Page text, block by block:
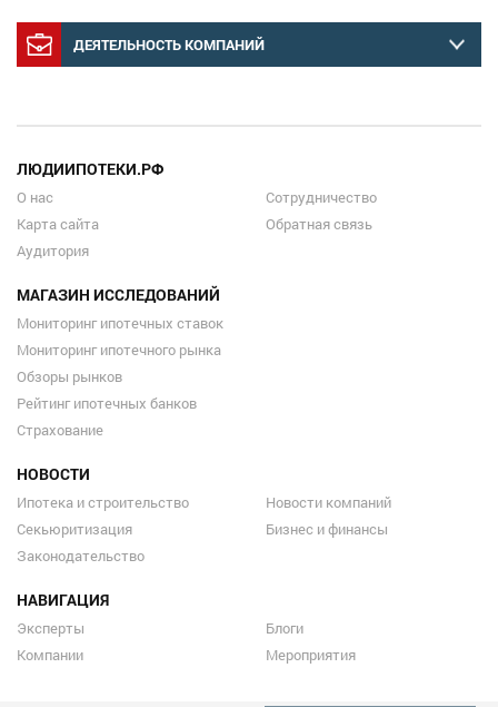
ДЕЯТЕЛЬНОСТЬ КОМПАНИЙ
ЛЮДИИПОТЕКИ.РФ
О нас
Карта сайта
Аудитория
Сотрудничество
Обратная связь
МАГАЗИН ИССЛЕДОВАНИЙ
Мониторинг ипотечных ставок
Мониторинг ипотечного рынка
Обзоры рынков
Рейтинг ипотечных банков
Страхование
НОВОСТИ
Ипотека и строительство
Секьюритизация
Законодательство
Новости компаний
Бизнес и финансы
НАВИГАЦИЯ
Эксперты
Компании
Блоги
Мероприятия